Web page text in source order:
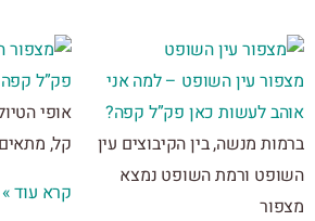
עין השופט – למה אני
לעשות כאן פק”ל קפה?
מנשה, בין הקיבוצים עין
ורמת השופט נמצא
פק”ל קפה
אופי הטיול:
קל, מתאים
קרא עוד »